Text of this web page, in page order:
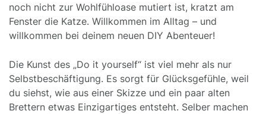
noch nicht zur Wohlfühloase mutiert ist, kratzt am
Fenster die Katze. Willkommen im Alltag – und
willkommen bei deinem neuen DIY Abenteuer!
Die Kunst des „Do it yourself“ ist viel mehr als nur
Selbstbeschäftigung. Es sorgt für Glücksgefühle, weil
du siehst, wie aus einer Skizze und ein paar alten
Brettern etwas Einzigartiges entsteht. Selber machen